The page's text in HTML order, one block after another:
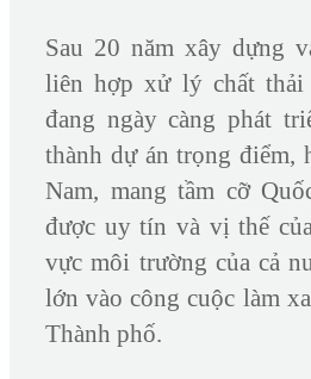
Sau 20 năm xây dựng
liên hợp xử lý chất thải
đang ngày càng phát
thành dự án trọng điểm,
Nam, mang tầm cỡ
được uy tín và vị thế
vực môi trường của cả
lớn vào công cuộc làm
Thành phố.